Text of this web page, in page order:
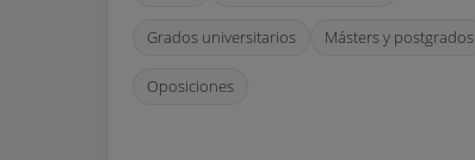
Grados universitarios Másters y postgrados
Oposiciones